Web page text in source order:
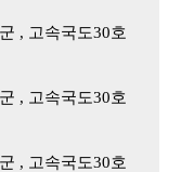
, 고속국도30호
, 고속국도30호
, 고속국도30호